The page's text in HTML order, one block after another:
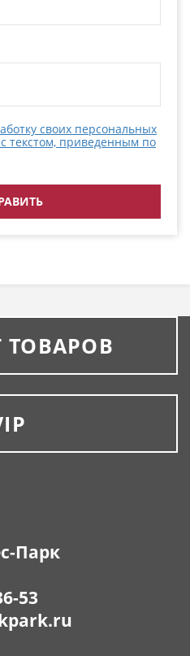
своих персональных
текстом, приведенным по
ТОВАРОВ
Парк
53